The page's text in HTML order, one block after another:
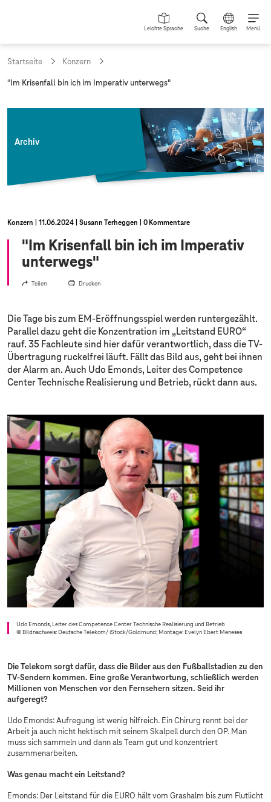
Leichte Sprache Suche English Menü
Startseite Konzern
a
:
"Im Krisenfall bin ich im Imperativ unterwegs"
Archiv
Konzern 11.06.2024 Susann Terheggen 0 Kommentare
"Im Krisenfall bin ich im Imperativ
unterwegs"
Teilen Drucken
Die Tage bis zum EM-Eröffnungsspiel werden runtergezählt.
Parallel dazu geht die Konzentration im „Leitstand EURO“
rauf. 35 Fachleute sind hier dafür verantwortlich, dass die TV-
Übertragung ruckelfrei läuft. Fällt das Bild aus, geht bei ihnen
der Alarm an. Auch Udo Emonds, Leiter des Competence
Center Technische Realisierung und Betrieb, rückt dann aus.
Udo Emonds, Leiter des Competence Center Technische Realisierung und Betrieb
© Bildnachweis: Deutsche Telekom/ iStock/Goldmund; Montage: Evelyn Ebert Meneses
Die Telekom sorgt dafür, dass die Bilder aus den Fußballstadien zu den
TV-Sendern kommen. Eine große Verantwortung, schließlich werden
Millionen von Menschen vor den Fernsehern sitzen. Seid ihr
aufgeregt?
Udo Emonds: Aufregung ist wenig hilfreich. Ein Chirurg rennt bei der
Arbeit ja auch nicht hektisch mit seinem Skalpell durch den OP. Man
muss sich sammeln und dann als Team gut und konzentriert
zusammenarbeiten.
Was genau macht ein Leitstand?
Emonds: Der Leitstand für die EURO hält vom Grashalm bis zum Flutlicht